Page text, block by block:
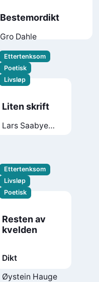
Bestemordikt
Gro Dahle
Ettertenksom
Poetisk
Livsløp
Liten skrift
Lars Saabye
Ettertenksom
Livsløp
Poetisk
Resten av
kvelden
Dikt
Øystein Hauge